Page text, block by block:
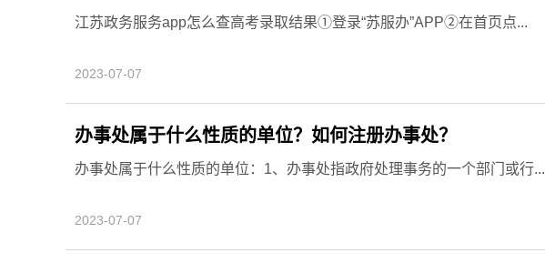
江苏政务服务app怎么查高考录取结果①登录“苏服办”APP②在首页点...
2023-07-07
办事处属于什么性质的单位？如何注册办事处？
办事处属于什么性质的单位：1、办事处指政府处理事务的一个部门或行...
2023-07-07